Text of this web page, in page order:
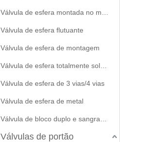
Válvula de esfera flutuante
Válvula de esfera de montagem
Válvula de esfera de 3 vias/4 vias
Válvula de esfera de metal
Válvulas de portão